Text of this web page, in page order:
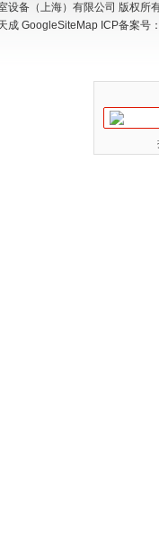
设备（上海）有限公司 版权
成 GoogleSiteMap ICP备案号